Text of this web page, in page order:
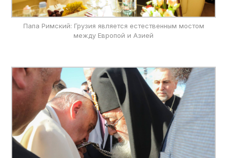
Папа Римский: Грузия является естественным мостом
между Европой и Азией